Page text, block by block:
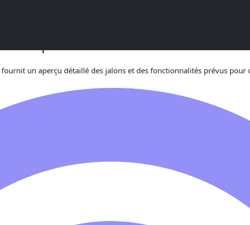
Comprehensive Software
fournit un aperçu détaillé des jalons et des fonctionnalités prévus pour